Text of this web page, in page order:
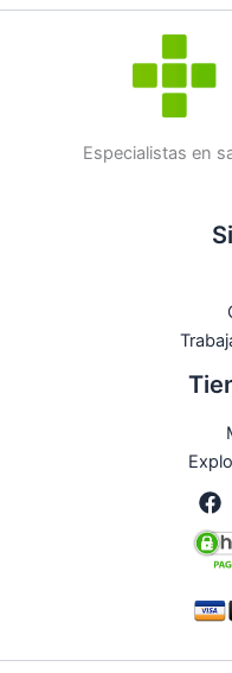
Especialistas en